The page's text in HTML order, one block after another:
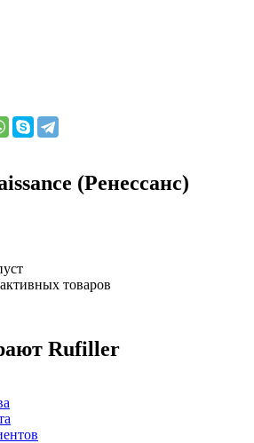
(Ренессанс)
товаров
Rufiller